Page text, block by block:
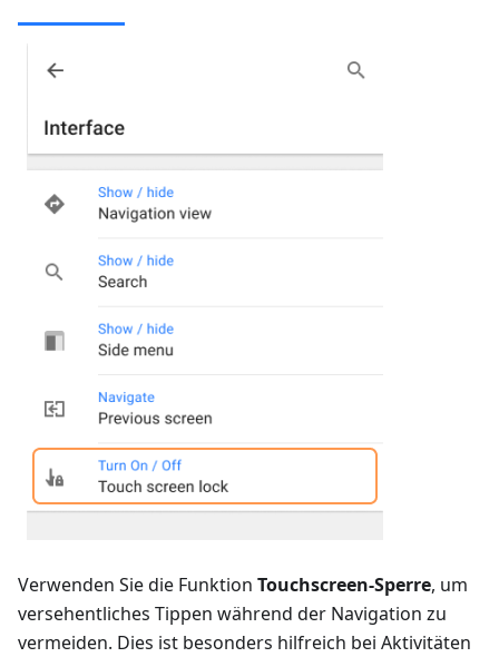
Verwenden Sie die Funktion Touchscreen-Sperre, um
versehentliches Tippen während der Navigation zu
vermeiden. Dies ist besonders hilfreich bei Aktivitäten